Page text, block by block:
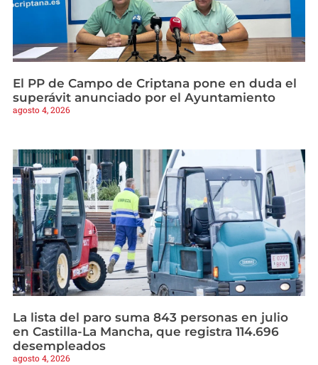
El PP de Campo de Criptana pone en duda el
superávit anunciado por el Ayuntamiento
agosto 4, 2026
La lista del paro suma 843 personas en julio
en Castilla-La Mancha, que registra 114.696
desempleados
agosto 4, 2026